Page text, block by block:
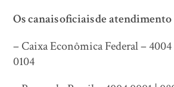
Os canais oficiais de atendimento
– Caixa Econômica Federal – 4004
0104